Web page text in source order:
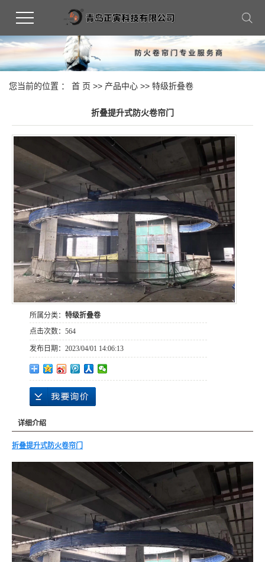
您当前的位置 ： 首 页 >> 产品中心 >> 特级折叠卷
折叠提升式防火卷帘门
所属分类： 特级折叠卷
点击次数： 564
发布日期： 2023/04/01 14:06:13
详细介绍
折叠提升式防火卷帘门